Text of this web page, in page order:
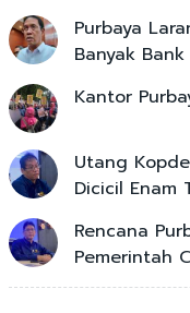
Purbaya
Banyak
Kantor
Utang
Dicicil Enam
Rencana
Pemerintah